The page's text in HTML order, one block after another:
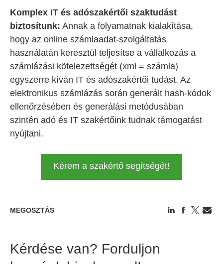
Komplex IT és adószakértői szaktudást
biztosítunk: Annak a folyamatnak kialakítása,
hogy az online számlaadat-szolgáltatás
használatán keresztül teljesítse a vállalkozás a
számlázási kötelezettségét (xml = számla)
egyszerre kíván IT és adószakértői tudást. Az
elektronikus számlázás során generált hash-kódok
ellenőrzésében és generálási metódusában
szintén adó és IT szakértőink tudnak támogatást
nyújtani.
Kérem a szakértő segítségét!
MEGOSZTÁS
Kérdése van? Forduljon